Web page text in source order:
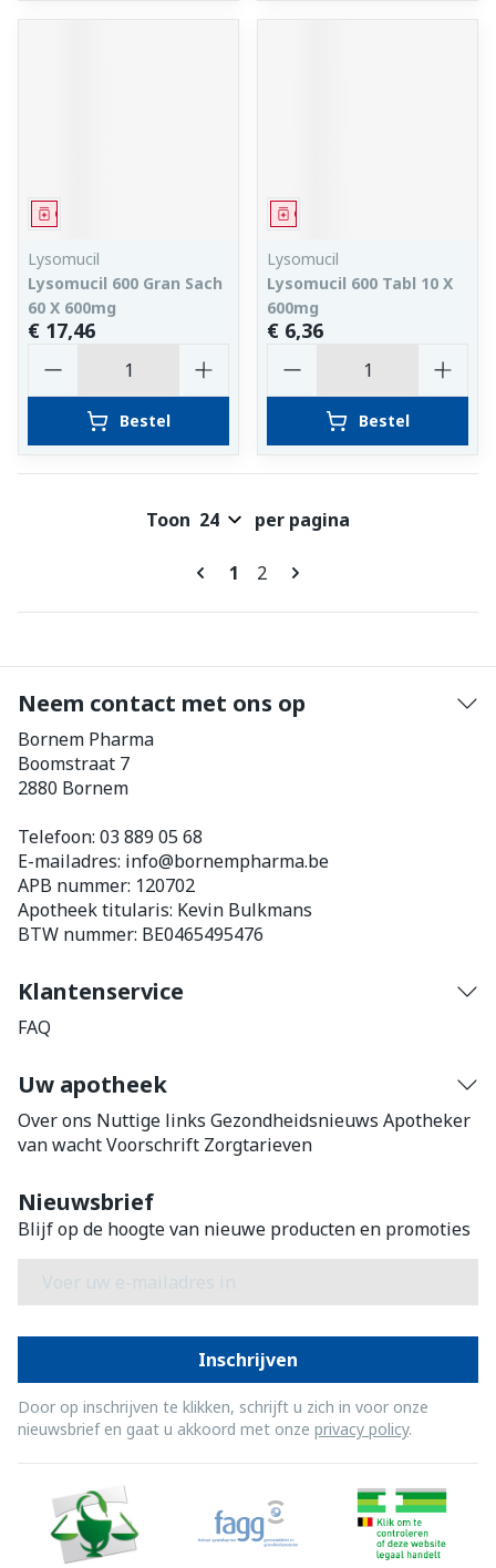
Geneesmiddel
Lysomucil
Lysomucil 600 Gran Sach
60 X 600mg
€ 17,46
Bestel
Geneesmiddel
Lysomucil
Lysomucil 600 Tabl 10 X
600mg
€ 6,36
Bestel
Pagina's
U lees momenteel pagina
1 Pagina
2
Toon per pagina
Neem contact met ons op
Bornem Pharma
Boomstraat 7
2880 Bornem
Telefoon: 03 889 05 68
E-mailadres: info@bornempharma.be
APB nummer: 120702
Apotheek titularis: Kevin Bulkmans
BTW nummer: BE0465495476
Klantenservice
FAQ
Uw apotheek
Over ons Nuttige links Gezondheidsnieuws Apotheker
van wachtVoorschrift Zorgtarieven
Nieuwsbrief
Blijf op de hoogte van nieuwe producten en promoties
Inschrijven
Door op inschrijven te klikken, schrijft u zich in voor onze
nieuwsbrief en gaat u akkoord met onze privacy policy.